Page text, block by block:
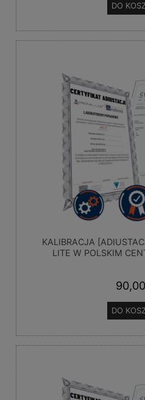
DO
KALIBRACJA
LITE W POLSKIM
DO